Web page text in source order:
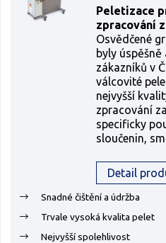
Peletizace
zpracování
Osvědčené
byly
zákazníků v
válcovité
nejvyšší
zpracování
specificky
sloučenin,
Detail
Snadné čištění a údržba
Trvale vysoká kvalita pelet
Nejvyšší spolehlivost